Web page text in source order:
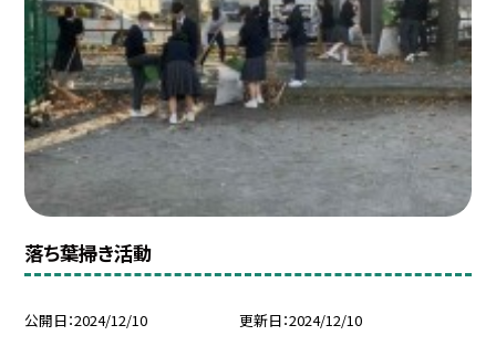
落ち葉掃き活動
公開日 2024/12/10 更新日 2024/12/10